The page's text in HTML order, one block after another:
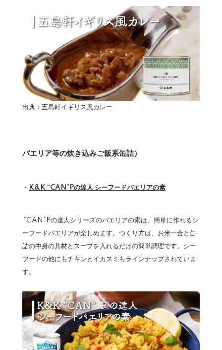
出典： 五島軒イギリス風カレー
パエリア等の炊き込みご飯系缶詰）
・ K&K “CAN”Pの達人 シーフードパエリアの素
“CAN”Pの達人シリーズのパエリアの素は、簡単に作れるシ
ーフードパエリアが楽しめます。つくり方は、お米一合と缶
詰の中身の具材とスープを入れるだけの簡単調理です。シー
フードの他にもチキンとイカスミもラインナップされていま
す。